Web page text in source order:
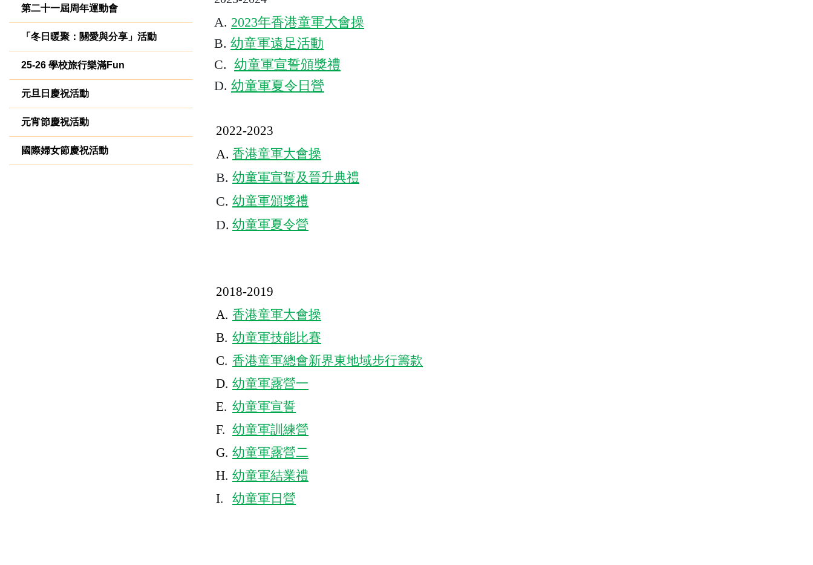
第二十一屆周年運動會
「冬日暖聚：關愛與分享」活動
25-26 學校旅行樂滿Fun
元旦日慶祝活動
元宵節慶祝活動
國際婦女節慶祝活動
A. 2023年香港童軍大會操
B. 幼童軍遠足活動
C. 幼童軍宣誓頒獎禮
D. 幼童軍夏令日營
2022-2023
A. 香港童軍大會操
B. 幼童軍宣誓及晉升典禮
C. 幼童軍頒獎禮
D. 幼童軍夏令營
2018-2019
A. 香港童軍大會操
B. 幼童軍技能比賽
C. 香港童軍總會新界東地域步行籌款
D. 幼童軍露營一
E. 幼童軍宣誓
F. 幼童軍訓練營
G. 幼童軍露營二
H. 幼童軍結業禮
I.
幼童軍日營